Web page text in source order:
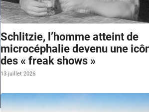
Schlitzie, l’homme atteint de
microcéphalie devenu une
des « freak shows »
13 juillet 2026